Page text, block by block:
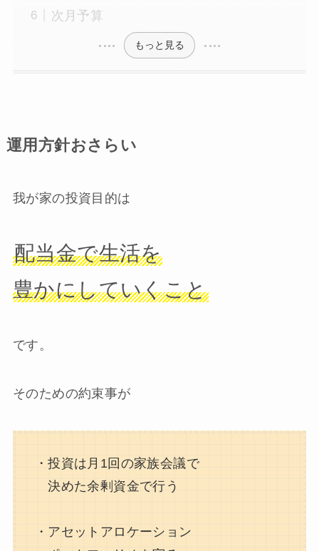
次月予算
もっと見る
運用方針おさらい
我が家の投資目的は
配当金で生活を
豊かにしていくこと
です。
そのための約束事が
・投資は月1回の家族会議で
決めた余剰資金で行う
・アセットアロケーション